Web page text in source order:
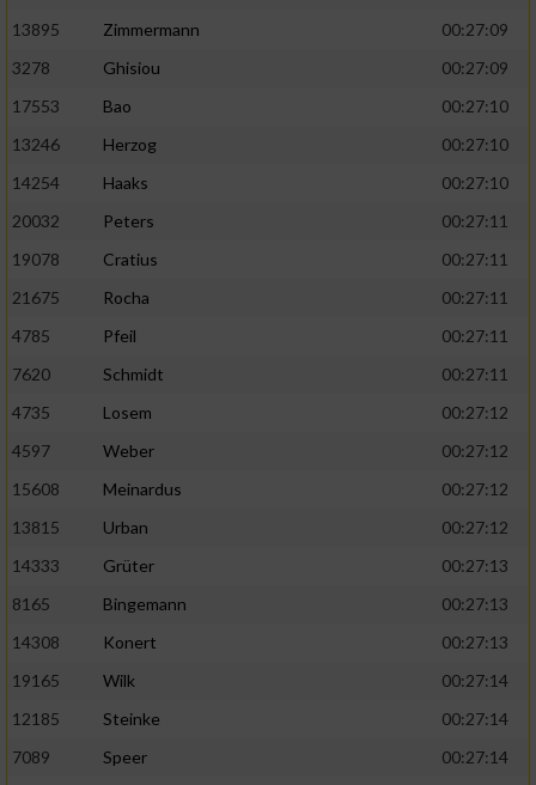
13895
Zimmermann
00:27:09
3278
Ghisiou
00:27:09
17553
Bao
00:27:10
13246
Herzog
00:27:10
14254
Haaks
00:27:10
20032
Peters
00:27:11
19078
Cratius
00:27:11
21675
Rocha
00:27:11
4785
Pfeil
00:27:11
7620
Schmidt
00:27:11
4735
Losem
00:27:12
4597
Weber
00:27:12
15608
Meinardus
00:27:12
13815
Urban
00:27:12
14333
Grüter
00:27:13
8165
Bingemann
00:27:13
14308
Konert
00:27:13
19165
Wilk
00:27:14
12185
Steinke
00:27:14
7089
Speer 00:27:14